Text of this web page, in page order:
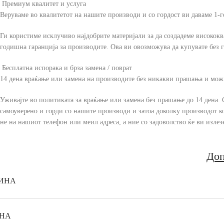
Премиум квалитет и услуга
Веруваме во квалитетот на нашите производи и со гордост ви даваме 1-
Ги користиме исклучиво најдобрите материјали за да создадеме
годишна гаранција за производите. Ова ви овозможува да купувате
Бесплатна испорака и брза замена / поврат
14 дена враќање или замена на производите без никакви прашања и
Уживајте во политиката за враќање или замена без прашање до 14 дена.
самоуверено и горди со нашите производи и затоа доколку производот
не на нашиот телефон или меил адреса, а ние со задоволство ќе ви